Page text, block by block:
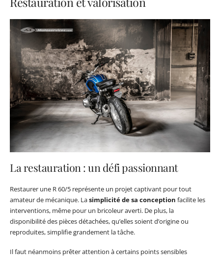
La restauration : un défi passionnant
Restaurer une R 60/5 représente un projet captivant pour tout
amateur de mécanique. Lasimplicité de sa conception facilite les
interventions, même pour un bricoleur averti. De plus, la
disponibilité des pièces détachées, qu’elles soient d’origine ou
reproduites, simplifie grandement la tâche.
Il faut néanmoins prêter attention à certains points sensibles